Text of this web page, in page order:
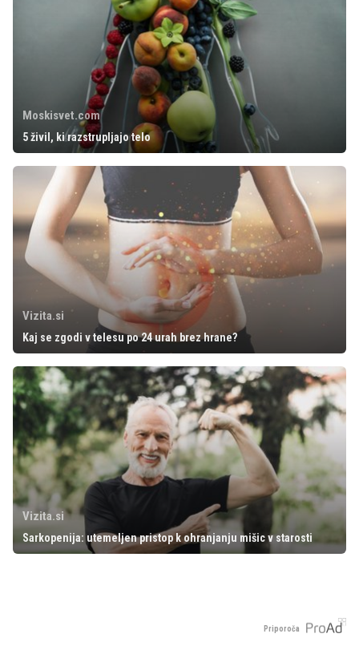
Moskisvet.com
5 živil, ki razstrupljajo telo
Vizita.si
Kaj se zgodi v telesu po 24 urah brez hrane?
Vizita.si
Sarkopenija: utemeljen pristop k ohranjanju mišic v starosti
Priporoča